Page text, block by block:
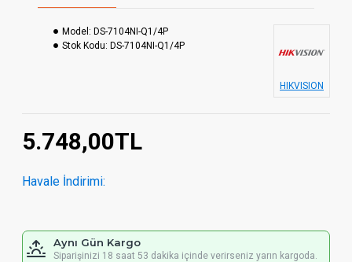
5.748,00TL
Havale İndirimi:
Model: DS-7104NI-Q1/4P
Stok Kodu: DS-7104NI-Q1/4P
HIKVISION
Aynı Gün Kargo
Siparişinizi 18 saat 53 dakika içinde verirseniz yarın kargoda.